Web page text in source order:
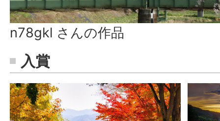
n78gkl さんの作品
入賞